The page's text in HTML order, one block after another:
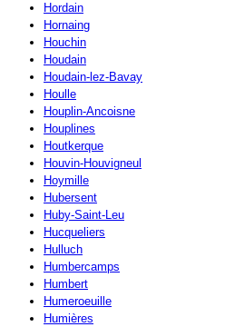
Hordain
Hornaing
Houchin
Houdain
Houdain-lez-Bavay
Houlle
Houplin-Ancoisne
Houplines
Houtkerque
Houvin-Houvigneul
Hoymille
Hubersent
Huby-Saint-Leu
Hucqueliers
Hulluch
Humbercamps
Humbert
Humeroeuille
Humières